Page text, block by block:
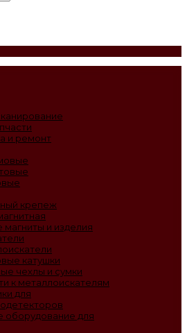
и ремонт
крепеж
магниты и изделия
катушки
чехлы и сумки
к металлоискателям
для
оборудование для